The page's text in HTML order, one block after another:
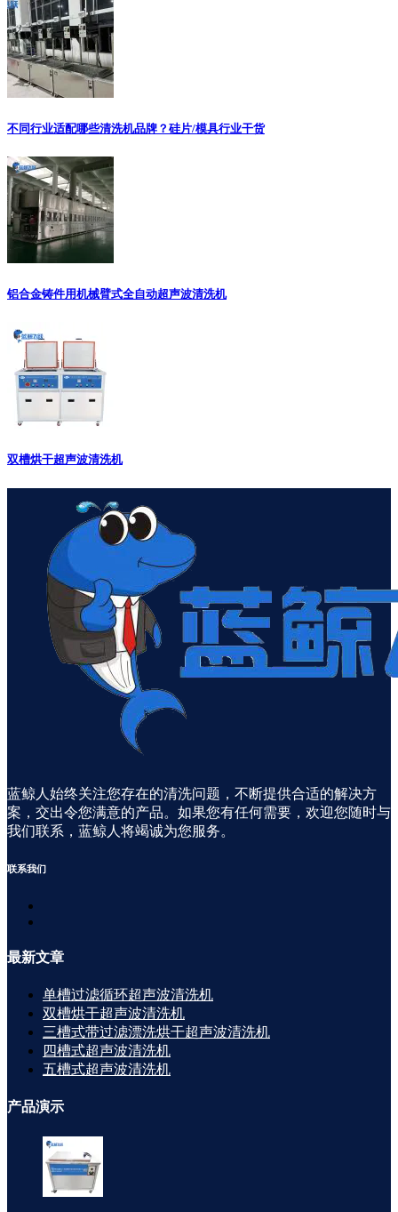
不同行业适配哪些清洗机品牌？硅片/模具行业干货
铝合金铸件用机械臂式全自动超声波清洗机
双槽烘干超声波清洗机
蓝鲸人始终关注您存在的清洗问题，不断提供合适的解决方
案，交出令您满意的产品。如果您有任何需要，欢迎您随时与
我们联系，蓝鲸人将竭诚为您服务。
联系我们
最新文章
单槽过滤循环超声波清洗机
双槽烘干超声波清洗机
三槽式带过滤漂洗烘干超声波清洗机
四槽式超声波清洗机
五槽式超声波清洗机
产品演示